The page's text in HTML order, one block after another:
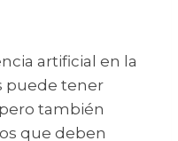
artificial en la
puede tener
también
que deben